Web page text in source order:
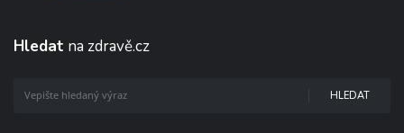
Hledat na zdravě.cz
HLEDAT